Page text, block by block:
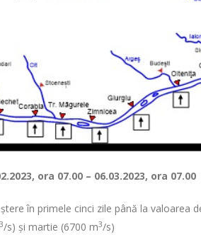
ora 07.00 – 06.03.2023, ora 07.00
în primele cinci zile până la valoarea
3/s) și martie (6700 m3/s)